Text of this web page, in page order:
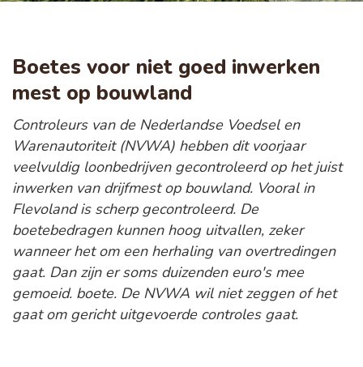
Boetes voor niet goed inwerken
mest op bouwland
Controleurs van de Nederlandse Voedsel en
Warenautoriteit (NVWA) hebben dit voorjaar
veelvuldig loonbedrijven gecontroleerd op het juist
inwerken van drijfmest op bouwland. Vooral in
Flevoland is scherp gecontroleerd. De
boetebedragen kunnen hoog uitvallen, zeker
wanneer het om een herhaling van overtredingen
gaat. Dan zijn er soms duizenden euro's mee
gemoeid. boete. De NVWA wil niet zeggen of het
gaat om gericht uitgevoerde controles gaat.